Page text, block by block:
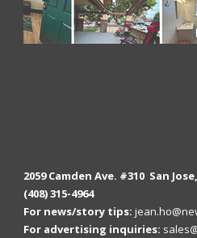
2059 Camden Ave. #310 San
(408) 315-4964
For news/story tips:
For advertising inquiries: